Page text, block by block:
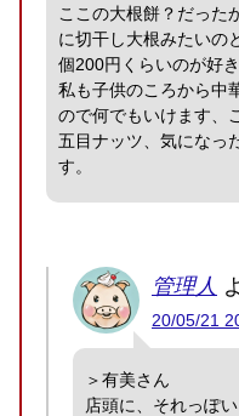
ここの大根餅？だった
に切干し大根みたいの
個200円くらいのが好
私も子供のころから中
ので何でもいけます、
五目ナッツ、気になっ
す。
管理人
20/05/21
＞有美さん
店頭に、それっぽ